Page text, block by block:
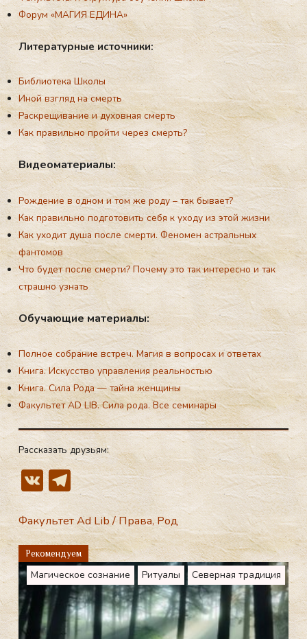
Форум «МАГИЯ ЕДИНА»
Ли­те­ра­тур­ные ис­точ­ни­ки:
Библиотека Школы
Иной взгляд на смерть
Раскрещивание и духовная смерть
Как правильно пройти через смерть?
Ви­де­ома­те­ри­алы:
Рождение в одном и том же роду – так бывает?
Как правильно подготовить себя к уходу из этой жизни
Как уходит душа после смерти. Феномен астральных
фантомов
Что будет после смерти? Почему это так интересно и так
страшно узнать
Обу­ча­ющие ма­те­ри­алы:
Полное собрание встреч. Магия в вопросах и ответах
Книга. Искусство управления реальностью
Книга. Сила Рода — тайна женщины
Факультет AD LIB. Сила рода. Все семинары
Рассказать друзьям:
V
K
T
el
e
gr
a
m
Факультет Ad Lib/Права,Род
Рекомендуем
Магическое сознание Ритуалы Северная традиция